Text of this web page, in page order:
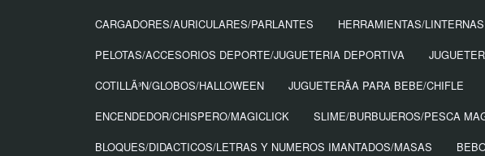
CARGADORES/AURICULARES/PARLANTES
HERRAMIENTAS/LINTERNAS
PELOTAS/ACCESORIOS DEPORTE/JUGUETERIA DEPORTIVA
COTILLÃ³N/GLOBOS/HALLOWEEN
JUGUETERÃ­A PARA BEBE/CHIFLE
ENCENDEDOR/CHISPERO/MAGICLICK
SLIME/BURBUJEROS/PESCA
BLOQUES/DIDACTICOS/LETRAS Y NUMEROS IMANTADOS/MASAS